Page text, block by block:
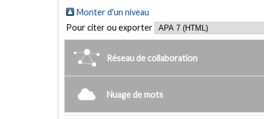
Monter d'un niveau
Pour citer ou exporter
Réseau de collaboration
Nuage de mots